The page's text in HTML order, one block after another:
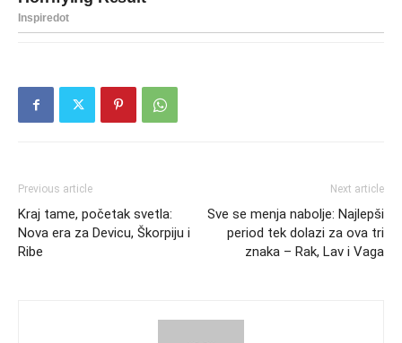
Previous article
Kraj tame, početak svetla:
Nova era za Devicu, Škorpiju i
Ribe
Next article
Sve se menja nabolje: Najlepši
period tek dolazi za ova tri
znaka – Rak, Lav i Vaga